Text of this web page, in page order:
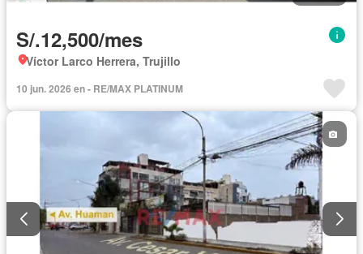
S/.12,500/mes
Víctor Larco Herrera, Trujillo
10 jun. 2026 en - RE/MAX PLATINUM